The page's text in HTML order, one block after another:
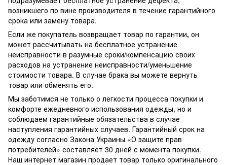
возникшего по вине производителя в течение гарантийного
срока или замену товара.
Если же покупатель возвращает товар по гарантии, он
может рассчитывать на бесплатное устранение
неисправности в разумные сроки/компенсацию своих
расходов на устранение неисправности/уменьшение
стоимости товара. В случае брака вы можете вернуть
товар или обменять его.
Мы заботимся не только о легкости процесса покупки и
комфорте ежедневного использования одежды, но и
соблюдаем гарантийные обязательства в случае
наступления гарантийных случаев. Гарантийный срок на
одежду согласно Закона Украины «О защите прав
потребителей» составляет 30 дней с момента покупки.
Наш интернет магазин продает товар только оригинального